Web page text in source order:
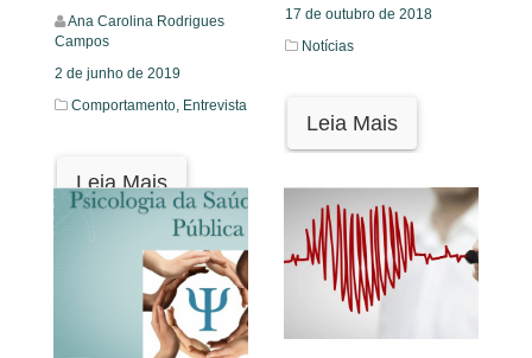
Ana Carolina Rodrigues
Campos
2 de junho de 2019
Comportamento, Entrevista
Leia Mais
17 de outubro de 2018
Notícias
Leia Mais